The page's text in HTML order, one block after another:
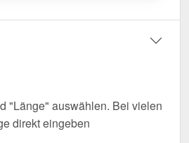
"Länge" auswählen. Bei vielen
direkt eingeben